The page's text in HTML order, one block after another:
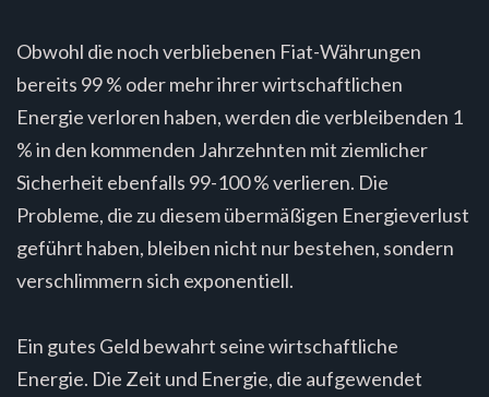
Obwohl die noch verbliebenen Fiat-Währungen
bereits 99 % oder mehr ihrer wirtschaftlichen
Energie verloren haben, werden die verbleibenden 1
% in den kommenden Jahrzehnten mit ziemlicher
Sicherheit ebenfalls 99-100 % verlieren. Die
Probleme, die zu diesem übermäßigen Energieverlust
geführt haben, bleiben nicht nur bestehen, sondern
verschlimmern sich exponentiell.
Ein gutes Geld bewahrt seine wirtschaftliche
Energie. Die Zeit und Energie, die aufgewendet